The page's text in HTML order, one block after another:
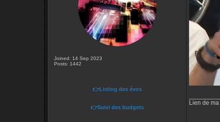
Joined: 14 Sep 2023
Posts: 1442
👉Listing des évos
👉Suivi des budgets
Lien de